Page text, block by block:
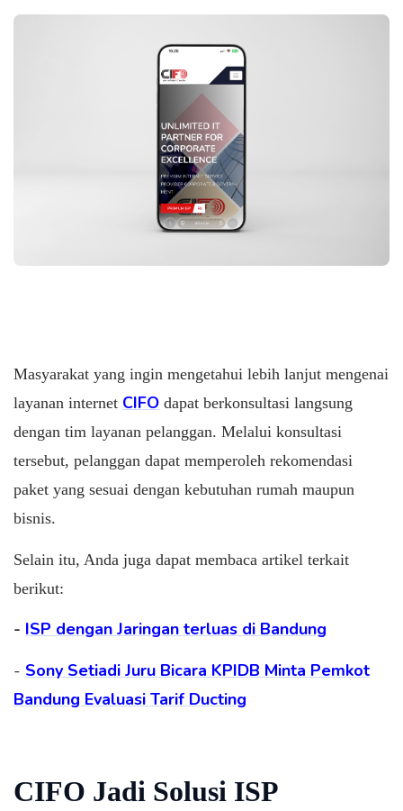
Masyarakat yang ingin mengetahui lebih lanjut mengenai
layanan internet CIFO dapat berkonsultasi langsung
dengan tim layanan pelanggan. Melalui konsultasi
tersebut, pelanggan dapat memperoleh rekomendasi
paket yang sesuai dengan kebutuhan rumah maupun
bisnis.
Selain itu, Anda juga dapat membaca artikel terkait
berikut:
- ISP dengan Jaringan terluas di Bandung
- Sony Setiadi Juru Bicara KPIDB Minta Pemkot
Bandung Evaluasi Tarif Ducting
CIFO Jadi Solusi ISP